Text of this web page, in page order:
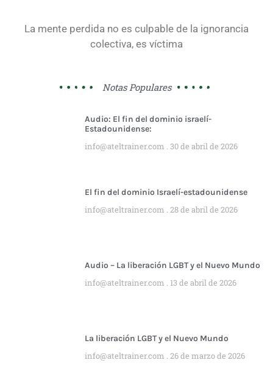
La mente perdida no es culpable de la ignorancia
colectiva, es víctima
Notas Populares
Audio: El fin del dominio israelí-
Estadounidense:
info@ateltrainer.com 30 de abril de 2026
El fin del dominio Israelí-estadounidense
info@ateltrainer.com 28 de abril de 2026
Audio – La liberación LGBT y el Nuevo Mundo
info@ateltrainer.com 13 de abril de 2026
La liberación LGBT y el Nuevo Mundo
info@ateltrainer.com 26 de marzo de 2026